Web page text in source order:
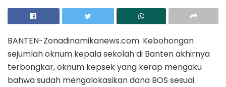
BANTEN-Zonadinamikanews.com. Kebohongan
sejumlah oknum kepala sekolah di Banten akhirnya
terbongkar, oknum kepsek yang kerap mengaku
bahwa sudah mengalokasikan dana BOS sesuai